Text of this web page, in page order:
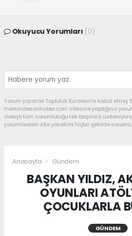
Okuyucu Yorumları (0)
Yorum yazarak Topluluk Kuralları’nı kabul etmiş
mersindesonhaber.com sitesine yaptığınız
dolaylı tüm sorumluluğu tek başınıza
yorumlardan site yönetimi hiçbir şekilde
Anasayfa Gündem
BAŞKAN YILDIZ,
OYUNLARI
ÇOCUKLARLA
GÜNDEM